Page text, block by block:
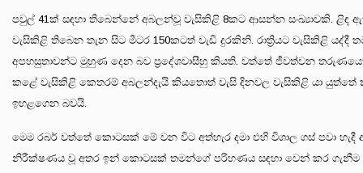
පවුල් 41ක් සඳහා තිබෙන්නේ අබලන්වූ වැසිකිළි 8කට ආසන්න සංඛ්‍යාවකි. ළිඳ
වැසිකිළි තිබෙන තැන සිට මීටර 150කටත් වැඩි දුරකිනි. රාත්‍රියට වැසිකිළි යද්දී
අපහසුතාවන්ට මුහුණ දෙන බව ප්‍රදේශවාසීහු කියති. වත්තේ ජීවත්වන
කළේ වැසිකිළි කෙතරම් අබලන්දැයි කියතොත් වැසි දිනවල වැසිකිළි යා යුත්තේ
ඉහළගෙන බවයි.
මෙම රබර් වත්තේ කොටසක් මේ වන විට අත්හැර දමා එහි විශාල ගස් පවා
නිරීක්ෂණය වූ අතර ඉන් කොටසක් තමන්ගේ පරිහණය සඳහා වෙන් කර ගැනීම